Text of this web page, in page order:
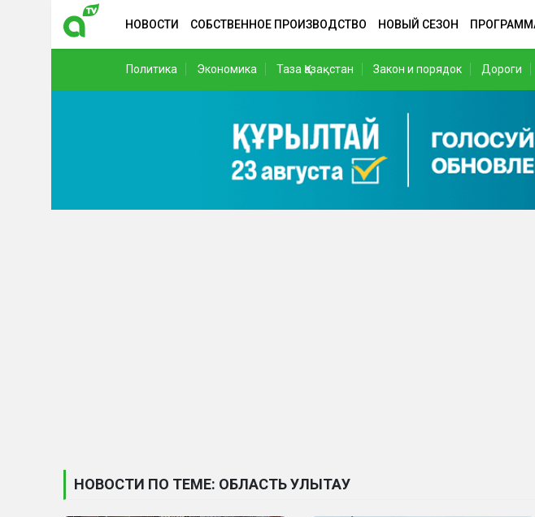
НОВОСТИ СОБСТВЕННОЕ ПРОИЗВОДСТВО НОВЫЙ СЕЗОН
Политика Экономика Таза Қазақстан Закон и порядок Дороги
НОВОСТИ ПО ТЕМЕ: ОБЛАСТЬ УЛЫТАУ